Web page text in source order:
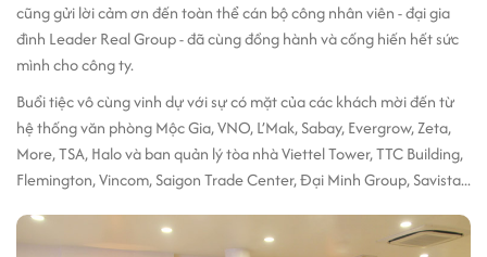
cũng gửi lời cảm ơn đến toàn thể cán bộ công nhân viên - đại gia
đình Leader Real Group - đã cùng đồng hành và cống hiến hết sức
mình cho công ty.
Buổi tiệc vô cùng vinh dự với sự có mặt của các khách mời đến từ
hệ thống văn phòng Mộc Gia, VNO, L’Mak, Sabay, Evergrow, Zeta,
More, TSA, Halo và ban quản lý tòa nhà Viettel Tower, TTC Building,
Flemington, Vincom, Saigon Trade Center, Đại Minh Group, Savista...